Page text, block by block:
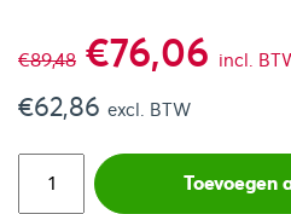
€89,48
prijs
was:
€76,06
is:
incl.
€62,86 excl. BTW
Toevoegen